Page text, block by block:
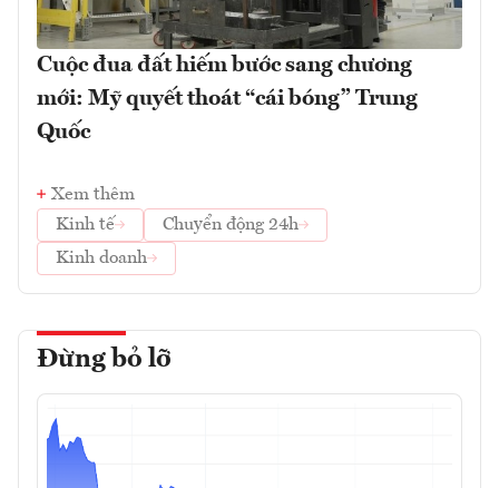
Cuộc đua đất hiếm bước sang chương
mới: Mỹ quyết thoát “cái bóng” Trung
Quốc
Xem thêm
Kinh tế
Chuyển động 24h
Kinh doanh
Đừng bỏ lỡ